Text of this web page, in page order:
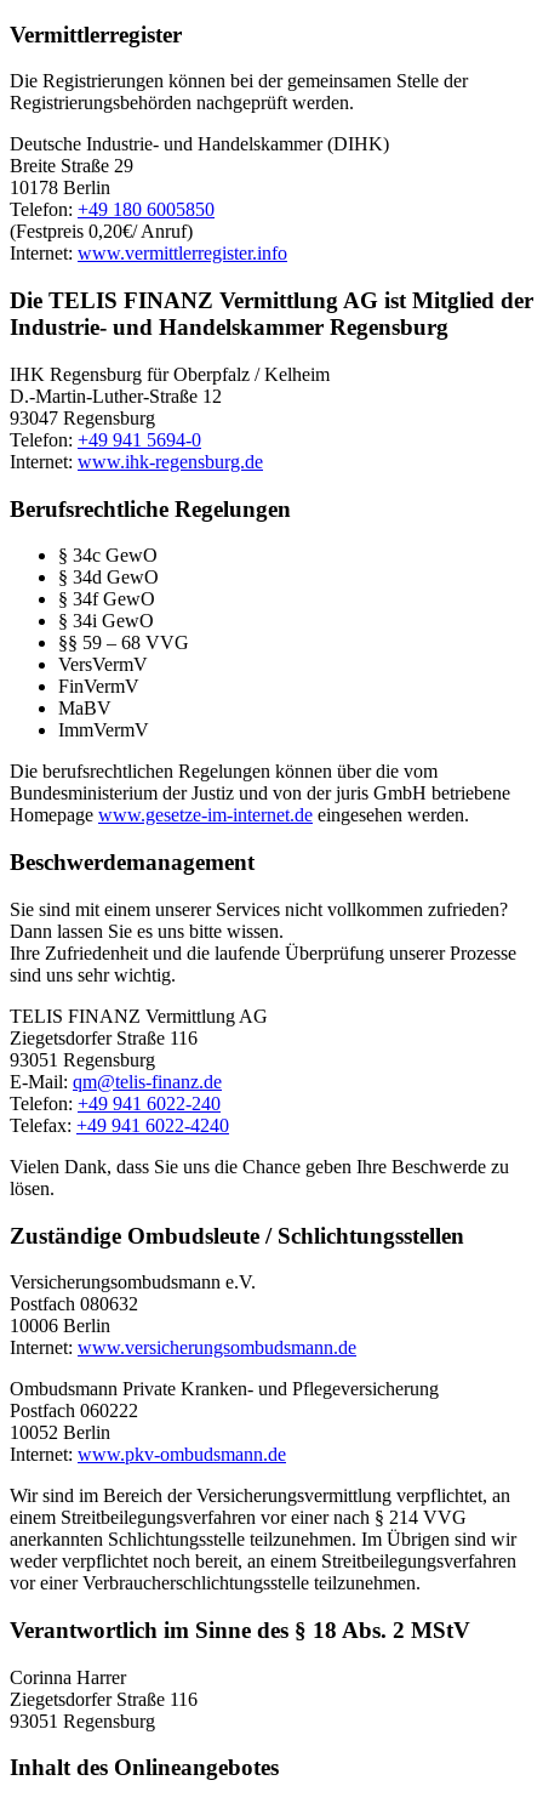
Vermittlerregister
Die Registrierungen können bei der gemeinsamen Stelle der
Registrierungsbehörden nachgeprüft werden.
Deutsche Industrie- und Handelskammer (DIHK)
Breite Straße 29
10178 Berlin
Telefon: +49 180 6005850
(Festpreis 0,20€/ Anruf)
Internet: www.vermittlerregister.info
Die TELIS FINANZ Vermittlung AG ist Mitglied der
Industrie- und Handelskammer Regensburg
IHK Regensburg für Oberpfalz / Kelheim
D.-Martin-Luther-Straße 12
93047 Regensburg
Telefon: +49 941 5694-0
Internet: www.ihk-regensburg.de
Berufsrechtliche Regelungen
§ 34c GewO
§ 34d GewO
§ 34f GewO
§ 34i GewO
§§ 59 – 68 VVG
VersVermV
FinVermV
MaBV
ImmVermV
Die berufsrechtlichen Regelungen können über die vom
Bundesministerium der Justiz und von der juris GmbH betriebene
Homepage www.gesetze-im-internet.de eingesehen werden.
Beschwerdemanagement
Sie sind mit einem unserer Services nicht vollkommen zufrieden?
Dann lassen Sie es uns bitte wissen.
Ihre Zufriedenheit und die laufende Überprüfung unserer Prozesse
sind uns sehr wichtig.
TELIS FINANZ Vermittlung AG
Ziegetsdorfer Straße 116
93051 Regensburg
E-Mail: qm@telis-finanz.de
Telefon: +49 941 6022-240
Telefax: +49 941 6022-4240
Vielen Dank, dass Sie uns die Chance geben Ihre Beschwerde zu
lösen.
Zuständige Ombudsleute / Schlichtungsstellen
Versicherungsombudsmann e.V.
Postfach 080632
10006 Berlin
Internet: www.versicherungsombudsmann.de
Ombudsmann Private Kranken- und Pflegeversicherung
Postfach 060222
10052 Berlin
Internet: www.pkv-ombudsmann.de
Wir sind im Bereich der Versicherungsvermittlung verpflichtet, an
einem Streitbeilegungsverfahren vor einer nach § 214 VVG
anerkannten Schlichtungsstelle teilzunehmen. Im Übrigen sind wir
weder verpflichtet noch bereit, an einem Streitbeilegungsverfahren
vor einer Verbraucherschlichtungsstelle teilzunehmen.
Verantwortlich im Sinne des § 18 Abs. 2 MStV
Corinna Harrer
Ziegetsdorfer Straße 116
93051 Regensburg
Inhalt des Onlineangebotes